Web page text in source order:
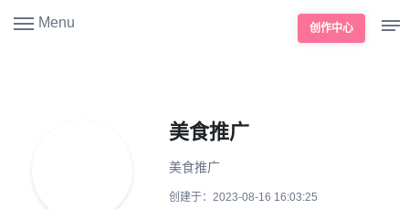
Menu 创作中心
美食推广
美食推广
创建于：2023-08-16 16:03:25